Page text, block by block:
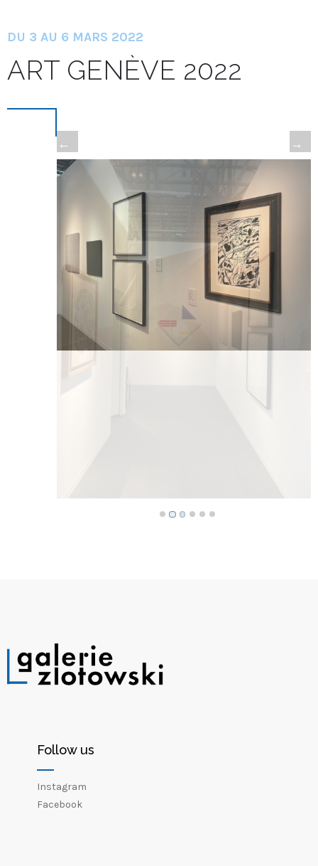
DU 3 AU 6 MARS 2022
ART GENÈVE 2022
Follow us
Instagram
Facebook